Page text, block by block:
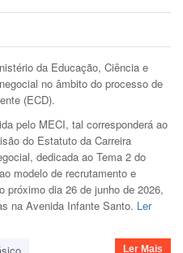
da Educação, Ciência e
no âmbito do processo de
(ECD).
pelo MECI, tal corresponderá ao
do Estatuto da Carreira
dedicada ao Tema 2 do
modelo de recrutamento e
próximo dia 26 de junho de 2026,
na Avenida Infante Santo. Ler
Ler Mais